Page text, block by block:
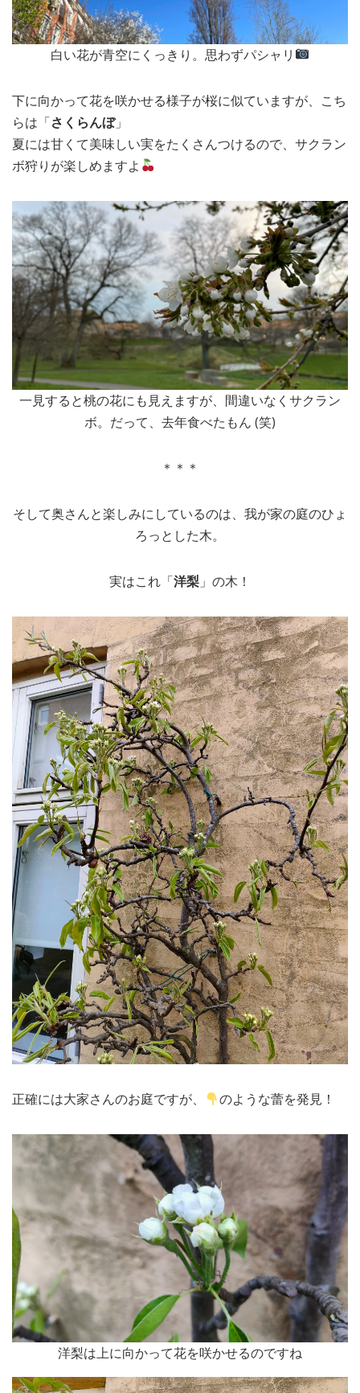
白い花が青空にくっきり。思わずパシャリ
下に向かって花を咲かせる様子が桜に似ていますが、こち
らは「さくらんぼ」
夏には甘くて美味しい実をたくさんつけるので、サクラン
ボ狩りが楽しめますよ
一見すると桃の花にも見えますが、間違いなくサクラン
ボ。だって、去年食べたもん (笑)
＊＊＊
そして奥さんと楽しみにしているのは、我が家の庭のひょ
ろっとした木。
実はこれ「洋梨 」の木！
正確には大家さんのお庭ですが、 のような蕾を発見！
洋梨は上に向かって花を咲かせるのですね